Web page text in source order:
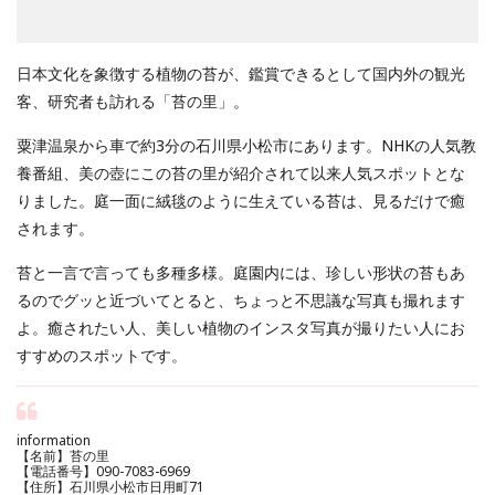
日本文化を象徴する植物の苔が、鑑賞できるとして国内外の観光
客、研究者も訪れる「苔の里」。
粟津温泉から車で約3分の石川県小松市にあります。NHKの人気教
養番組、美の壺にこの苔の里が紹介されて以来人気スポットとな
りました。庭一面に絨毯のように生えている苔は、見るだけで癒
されます。
苔と一言で言っても多種多様。庭園内には、珍しい形状の苔もあ
るのでグッと近づいてとると、ちょっと不思議な写真も撮れます
よ。癒されたい人、美しい植物のインスタ写真が撮りたい人にお
すすめのスポットです。
information
【名前】苔の里
【電話番号】090-7083-6969
【住所】石川県小松市日用町71